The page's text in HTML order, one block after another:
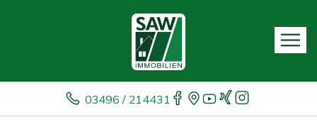
03496 / 214431